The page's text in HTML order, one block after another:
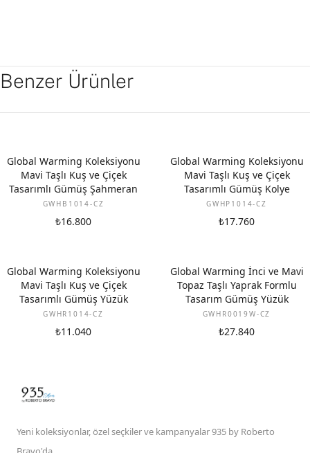
Benzer Ürünler
Global Warming Koleksiyonu
Mavi Taşlı Kuş ve Çiçek
Tasarımlı Gümüş Şahmeran
GWHB1014-CZ
₺16.800
Global Warming Koleksiyonu
Mavi Taşlı Kuş ve Çiçek
Tasarımlı Gümüş Kolye
GWHP1014-CZ
₺17.760
Global Warming Koleksiyonu
Mavi Taşlı Kuş ve Çiçek
Tasarımlı Gümüş Yüzük
GWHR1014-CZ
₺11.040
Global Warming İnci ve Mavi
Topaz Taşlı Yaprak Formlu
Tasarım Gümüş Yüzük
GWHR0019W-CZ
₺27.840
Yeni koleksiyonlar, özel seçkiler ve kampanyalar 935 by Roberto